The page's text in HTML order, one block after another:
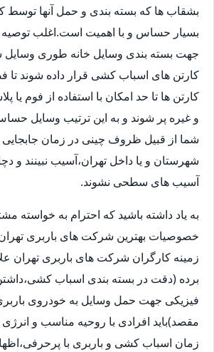
بشقاب ها که بسته بندی و حمل آنها توسط
بسیار حساس و با اهمیت است.اغلب
جهت بسته بندی وسایل خانه طوری وسایل
کارتن های اسباب کشی قرار داده شوند تا
کارتن ها تا حد امکان با استفاده از فوم یا
و غیره پر شوند و به این ترتیب وسایل
شما از قبیل ظروف چینی در زمان جابجایی
شهرستان و یا داخل تهران،آسیب نبینند و
آسیب های سطحی نشوند.
به یاد داشته باشید که احترام به خواسته
خصوصیات بهترین شرکت های باربری
زمینه کارگران شرکت های باربری تهران
برده (دقت در بسته بندی اسباب
فیزیکی جهت حمل وسایل به خودروی
مقصد)باید افرادی با روحیه مناسب و انرژی
زمان اسباب کشی و باربری با